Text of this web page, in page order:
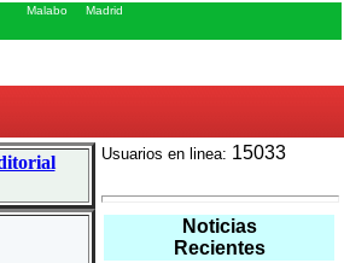
Malabo Madrid
Usuarios en linea: 15033
Noticias
Recientes